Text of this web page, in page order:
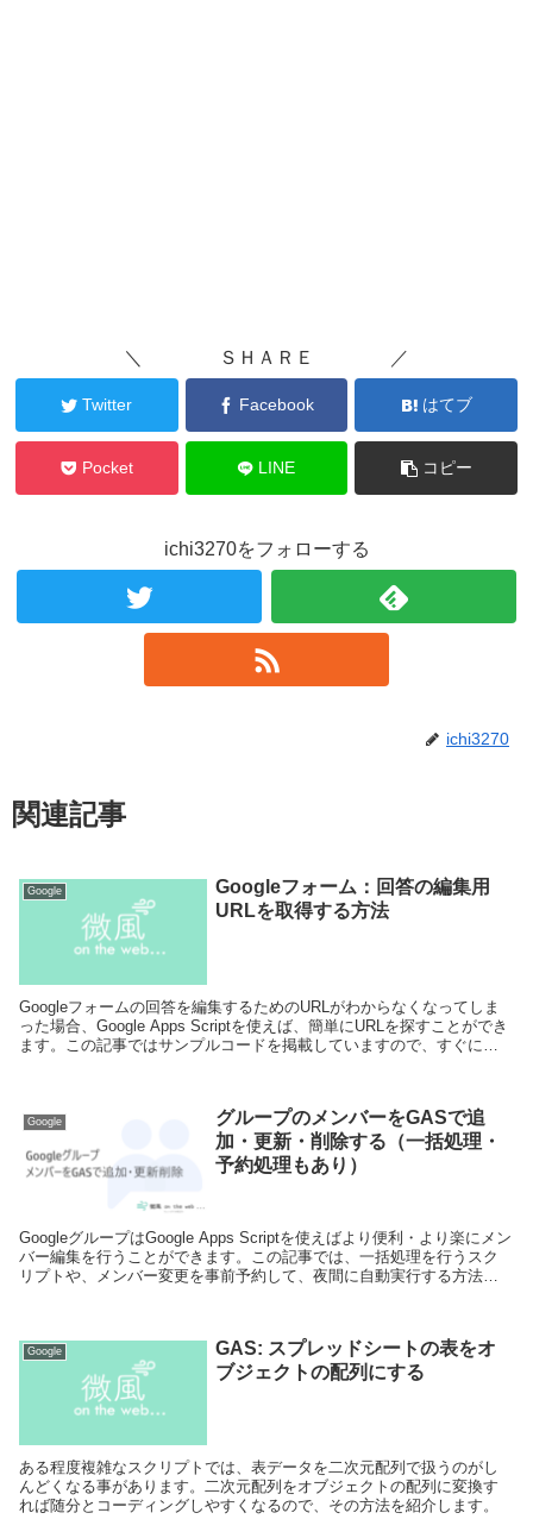
＼ ＳＨＡＲＥ ／
Twitter Facebook はてブ
Pocket LINE コピー
ichi3270をフォローする
ichi3270
関連記事
Google
Googleフォーム：回答の編集用
URLを取得する方法
Googleフォームの回答を編集するためのURLがわからなくなってしま
った場合、Google Apps Scriptを使えば、簡単にURLを探すことができ
ます。この記事ではサンプルコードを掲載していますので、すぐに利
Google
グループのメンバーをGASで追
加・更新・削除する（一括処理・
予約処理もあり）
GoogleグループはGoogle Apps Scriptを使えばより便利・より楽にメン
バー編集を行うことができます。この記事では、一括処理を行うスク
リプトや、メンバー変更を事前予約して、夜間に自動実行する方法な
Google
GAS: スプレッドシートの表をオ
ブジェクトの配列にする
ある程度複雑なスクリプトでは、表データを二次元配列で扱うのがし
んどくなる事があります。二次元配列をオブジェクトの配列に変換す
れば随分とコーディングしやすくなるので、その方法を紹介します。